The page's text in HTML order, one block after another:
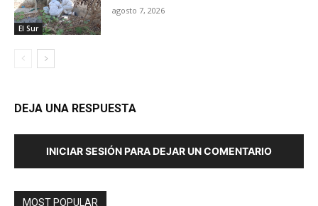
El Sur
agosto 7, 2026
DEJA UNA RESPUESTA
INICIAR SESIÓN PARA DEJAR UN COMENTARIO
MOST POPULAR